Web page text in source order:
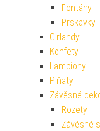
Fontány
Prskavky
Girlandy
Konfety
Lampiony
Piňaty
Závěsné
Rozety
Závěsné